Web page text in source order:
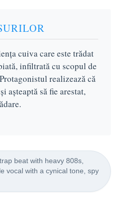
cuiva care este trădat
infiltrată cu scopul de
realizează că
așteaptă să fie arestat,
beat with heavy 808s,
vocal with a cynical tone, spy